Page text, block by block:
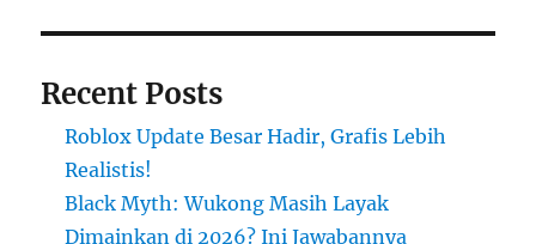
Recent Posts
Roblox Update Besar Hadir, Grafis Lebih
Realistis!
Black Myth: Wukong Masih Layak
Dimainkan di 2026? Ini Jawabannya